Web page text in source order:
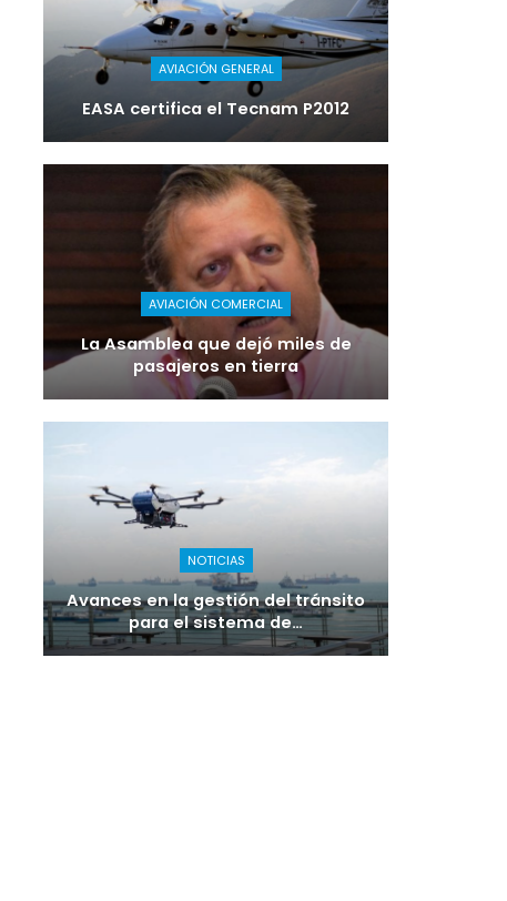
AVIACIÓN GENERAL
EASA certifica el Tecnam P2012
AVIACIÓN COMERCIAL
La Asamblea que dejó miles de
pasajeros en tierra
NOTICIAS
Avances en la gestión del tránsito
para el sistema de…